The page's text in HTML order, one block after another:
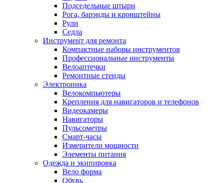
Подседельные штыри
Рога, барэнды и кронштейны
Рули
Седла
Инструмент для ремонта
Компактные наборы инструментов
Профессиональные инструменты
Велоаптечки
Ремонтные стенды
Электроника
Велокомпьютеры
Крепления для навигаторов и телефонов
Видеокамеры
Навигаторы
Пульсометры
Смарт-часы
Измерители мощности
Элементы питания
Одежда и экипировка
Вело форма
Обувь